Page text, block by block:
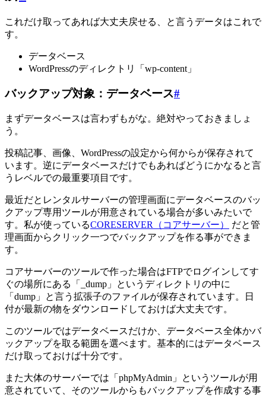
これだけ取ってあれば大丈夫戻せる、と言うデータはこれで
す。
データベース
WordPressのディレクトリ「wp-content」
バックアップ対象：データベース#
まずデータベースは言わずもがな。絶対やっておきましょ
う。
投稿記事、画像、WordPressの設定から何からが保存されて
います。逆にデータベースだけでもあればどうにかなると言
うレベルでの最重要項目です。
最近だとレンタルサーバーの管理画面にデータベースのバッ
クアップ専用ツールが用意されている場合が多いみたいで
す。私が使っているCORESERVER（コアサーバー）
だと管
理画面からクリック一つでバックアップを作る事ができま
す。
コアサーバーのツールで作った場合はFTPでログインしてす
ぐの場所にある「_dump」というディレクトリの中に
「dump」と言う拡張子のファイルが保存されています。日
付が最新の物をダウンロードしておけば大丈夫です。
このツールではデータベースだけか、データベース全体かバ
ックアップを取る範囲を選べます。基本的にはデータベース
だけ取っておけば十分です。
また大体のサーバーでは「phpMyAdmin」というツールが用
意されていて、そのツールからもバックアップを作成する事